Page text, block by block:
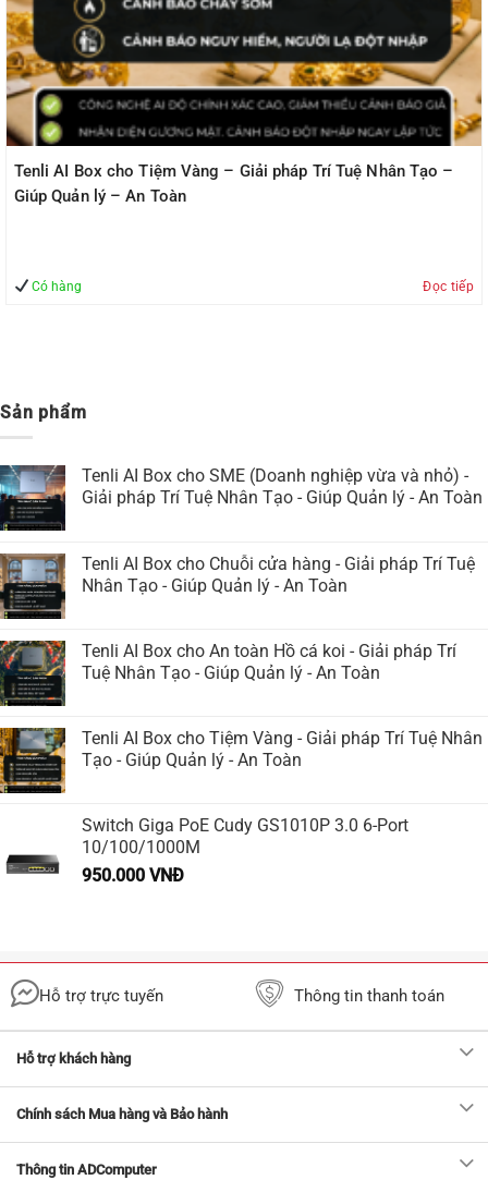
Tenli AI Box cho Tiệm Vàng – Giải pháp Trí Tuệ Nhân Tạo –
Giúp Quản lý – An Toàn
Có hàng Đọc tiếp
Sản phẩm
Tenli AI Box cho SME (Doanh nghiệp vừa và nhỏ) -
Giải pháp Trí Tuệ Nhân Tạo - Giúp Quản lý - An Toàn
Tenli AI Box cho Chuỗi cửa hàng - Giải pháp Trí Tuệ
Nhân Tạo - Giúp Quản lý - An Toàn
Tenli AI Box cho An toàn Hồ cá koi - Giải pháp Trí
Tuệ Nhân Tạo - Giúp Quản lý - An Toàn
Tenli AI Box cho Tiệm Vàng - Giải pháp Trí Tuệ Nhân
Tạo - Giúp Quản lý - An Toàn
Switch Giga PoE Cudy GS1010P 3.0 6-Port
10/100/1000M
950.000 VNĐ
Hỗ trợ trực tuyến Thông tin thanh toán
Hỗ trợ khách hàng
Chính sách Mua hàng và Bảo hành
Thông tin ADComputer